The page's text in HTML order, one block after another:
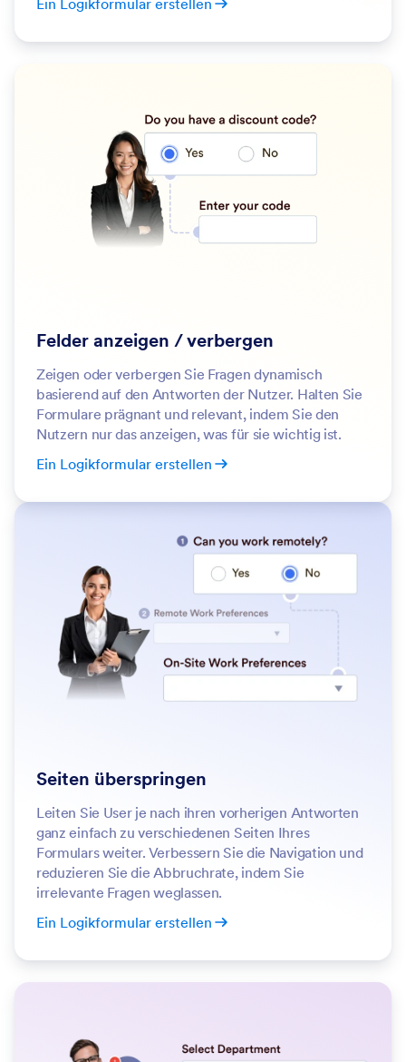
Ein Logikformular erstellen
Felder anzeigen / verbergen
Zeigen oder verbergen Sie Fragen dynamisch
basierend auf den Antworten der Nutzer. Halten Sie
Formulare prägnant und relevant, indem Sie den
Nutzern nur das anzeigen, was für sie wichtig ist.
Ein Logikformular erstellen
Seiten überspringen
Leiten Sie User je nach ihren vorherigen Antworten
ganz einfach zu verschiedenen Seiten Ihres
Formulars weiter. Verbessern Sie die Navigation und
reduzieren Sie die Abbruchrate, indem Sie
irrelevante Fragen weglassen.
Ein Logikformular erstellen